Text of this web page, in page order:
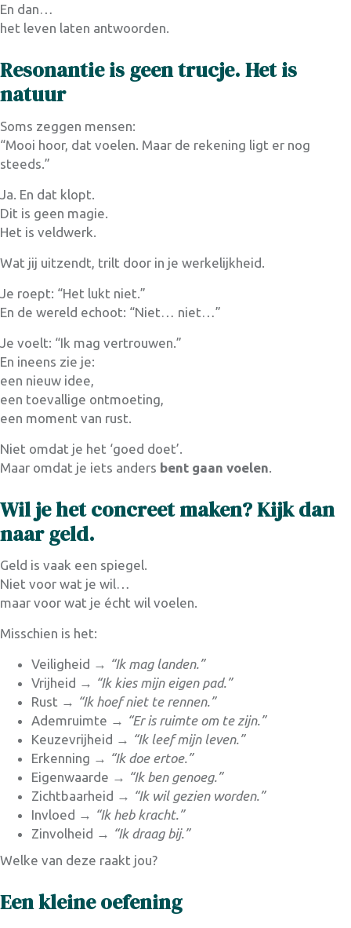
En dan…
het leven laten antwoorden.
Resonantie is geen trucje. Het is
natuur
Soms zeggen mensen:
“Mooi hoor, dat voelen. Maar de rekening ligt er nog
steeds.”
Ja. En dat klopt.
Dit is geen magie.
Het is veldwerk.
Wat jij uitzendt, trilt door in je werkelijkheid.
Je roept: “Het lukt niet.”
En de wereld echoot: “Niet… niet…”
Je voelt: “Ik mag vertrouwen.”
En ineens zie je:
een nieuw idee,
een toevallige ontmoeting,
een moment van rust.
Niet omdat je het ‘goed doet’.
Maar omdat je iets anders bent gaan voelen
Wil je het concreet maken? Kijk dan
naar geld.
Geld is vaak een spiegel.
Niet voor wat je wil…
maar voor wat je écht wil voelen.
Misschien is het:
Veiligheid → “Ik mag landen.”
Vrijheid → “Ik kies mijn eigen pad.”
Rust → “Ik hoef niet te rennen.”
Ademruimte → “Er is ruimte om te zijn.”
Keuzevrijheid → “Ik leef mijn leven.”
Erkenning → “Ik doe ertoe.”
Eigenwaarde → “Ik ben genoeg.”
Zichtbaarheid → “Ik wil gezien worden.”
Invloed → “Ik heb kracht.”
Zinvolheid → “Ik draag bij.”
Welke van deze raakt jou?
Een kleine oefening